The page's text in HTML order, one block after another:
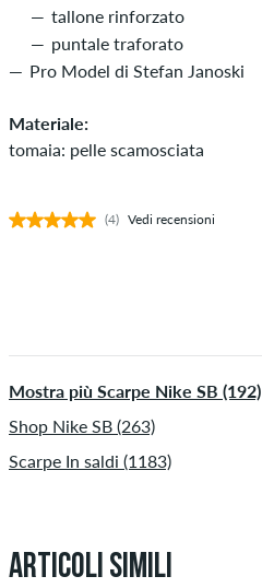
tallone rinforzato
puntale traforato
Pro Model di Stefan Janoski
Materiale:
tomaia: pelle scamosciata
(4) Vedi recensioni
Mostra più Scarpe Nike SB (192)
Shop Nike SB (263)
Scarpe In saldi (1183)
ARTICOLI SIMILI